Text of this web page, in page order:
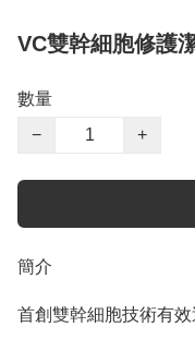
VC雙幹細胞修護
數量
−
+
簡介
首創雙幹細胞技術有